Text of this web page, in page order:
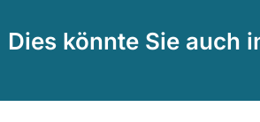
Dies könnte Sie auch